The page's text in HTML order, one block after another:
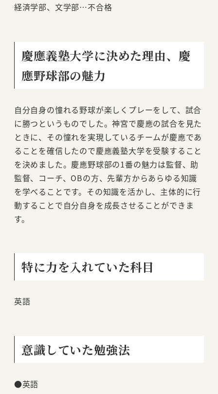
経済学部、文学部…不合格
慶應義塾大学に決めた理由、慶
應野球部の魅力
自分自身の憧れる野球が楽しくプレーをして、試合
に勝つというものでした。神宮で慶應の試合を見た
ときに、その憧れを実現しているチームが慶應であ
ることを確信したので慶應義塾大学を受験すること
を決めました。慶應野球部の1番の魅力は監督、助
監督、コーチ、OBの方、先輩方からあらゆる知識
を学べることです。その知識を活かし、主体的に行
動することで自分自身を成長させることができま
す。
特に力を入れていた科目
英語
意識していた勉強法
●英語